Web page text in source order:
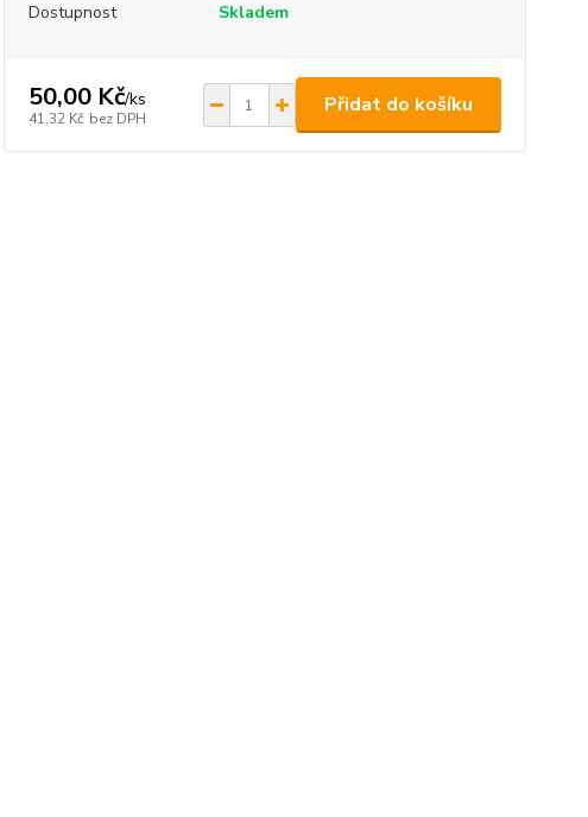
Dostupnost Skladem
50,00 Kč/ks
41,32 Kč bez DPH
Přidat do košíku